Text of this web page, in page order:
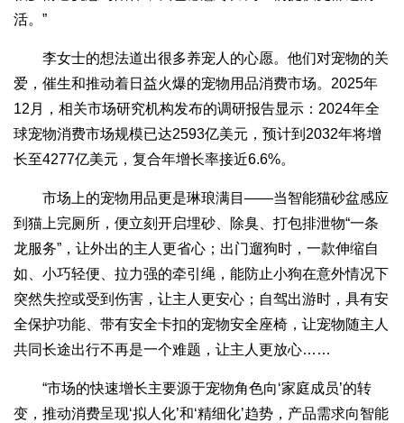
活。”
李女士的想法道出很多养宠人的心愿。他们对宠物的关
爱，催生和推动着日益火爆的宠物用品消费市场。2025年
12月，相关市场研究机构发布的调研报告显示：2024年全
球宠物消费市场规模已达2593亿美元，预计到2032年将增
长至4277亿美元，复合年增长率接近6.6%。
市场上的宠物用品更是琳琅满目——当智能猫砂盆感应
到猫上完厕所，便立刻开启埋砂、除臭、打包排泄物“一条
龙服务”，让外出的主人更省心；出门遛狗时，一款伸缩自
如、小巧轻便、拉力强的牵引绳，能防止小狗在意外情况下
突然失控或受到伤害，让主人更安心；自驾出游时，具有安
全保护功能、带有安全卡扣的宠物安全座椅，让宠物随主人
共同长途出行不再是一个难题，让主人更放心……
“市场的快速增长主要源于宠物角色向‘家庭成员’的转
变，推动消费呈现‘拟人化’和‘精细化’趋势，产品需求向智能